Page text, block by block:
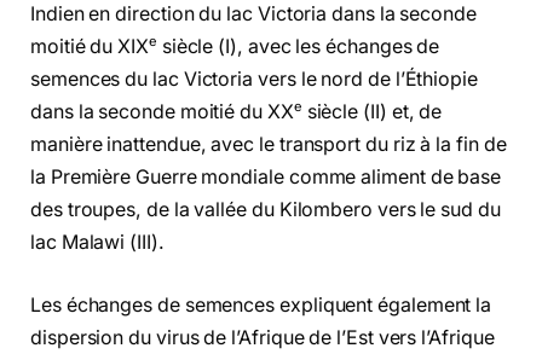
Indien en direction du lac Victoria dans la seconde
moitié du XIXe siècle (I), avec les échanges de
semences du lac Victoria vers le nord de l’Éthiopie
dans la seconde moitié du XXe siècle (II) et, de
manière inattendue, avec le transport du riz à la fin de
la Première Guerre mondiale comme aliment de base
des troupes, de la vallée du Kilombero vers le sud du
lac Malawi (III).
Les échanges de semences expliquent également la
dispersion du virus de l’Afrique de l’Est vers l’Afrique